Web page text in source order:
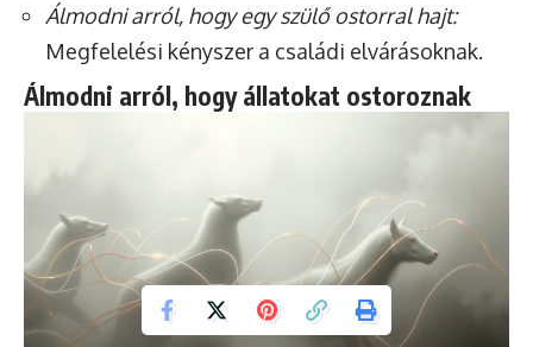
Álmodni arról, hogy egy szülő ostorral hajt:
Megfelelési kényszer a családi elvárásoknak.
Álmodni arról, hogy állatokat ostoroznak